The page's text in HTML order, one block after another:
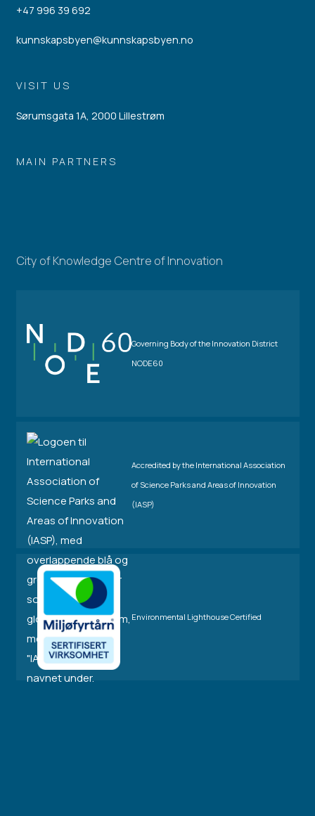
+47 996 39 692
kunnskapsbyen@kunnskapsbyen.no
VISIT US
Sørumsgata 1A, 2000 Lillestrøm
MAIN PARTNERS
City of Knowledge Centre of Innovation
Governing Body of the Innovation District
NODE60
Accredited by the International Association
of Science Parks and Areas of Innovation
(IASP)
Environmental Lighthouse Certified